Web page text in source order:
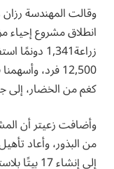
وقالت المهندسة رزان
كغم من الخضار، إلى